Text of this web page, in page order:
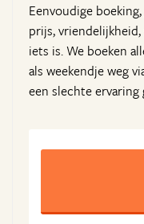
Eenvoudige
prijs,
iets is. We boeken
als weekendje weg
een slechte ervaring